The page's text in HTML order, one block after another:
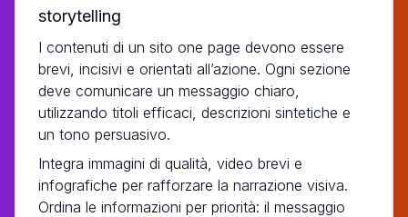
storytelling
I contenuti di un sito one page devono essere
brevi, incisivi e orientati all’azione. Ogni sezione
deve comunicare un messaggio chiaro,
utilizzando titoli efficaci, descrizioni sintetiche e
un tono persuasivo.
Integra immagini di qualità, video brevi e
infografiche per rafforzare la narrazione visiva.
Ordina le informazioni per priorità: il messaggio